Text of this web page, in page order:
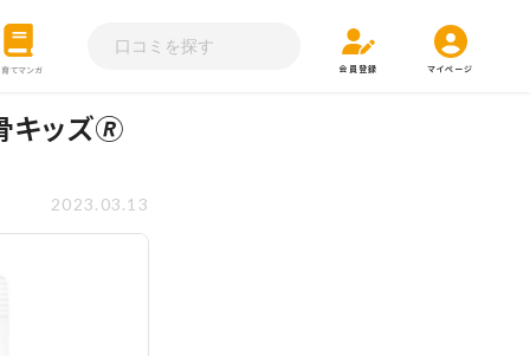
てマンガ 会員登録 マイページ
キッズ🄬
2023.03.13